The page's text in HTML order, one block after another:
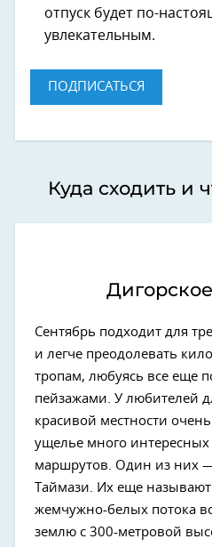
отпуск будет по-
увлекательным.
ПОДПИСАТЬСЯ
Куда сходить и
Сентябрь подходит для
и легче преодолевать
тропам, любуясь все еще
пейзажами. У любителей
красивой местности
ущелье много
маршрутов. Один из них
Таймази. Их еще
жемчужно-белых потока
землю с 300-метровой